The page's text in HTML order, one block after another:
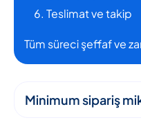
Teslimat ve takip
Tüm süreci şeffaf ve
Minimum sipariş